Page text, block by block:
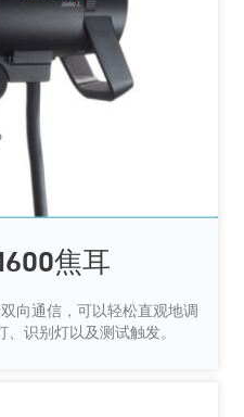
焦耳
向通信，可以轻松直观地调
识别灯以及测试触发。